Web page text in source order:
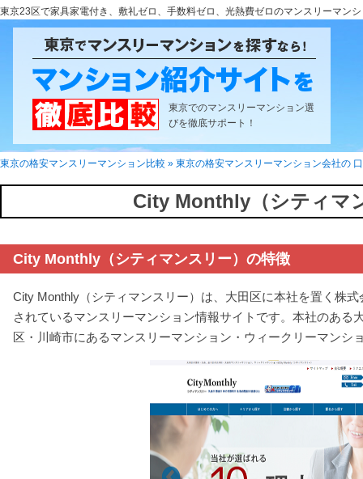
東京23区で家具家電付き、敷礼ゼロ、手数料ゼロ、光熱費ゼロのマンスリーマン
東京でのマンスリーマンション選
びを徹底サポート！
東京の格安マンスリーマンション比較 » 東京の格安マンスリーマンション会社の
City Monthly（シティマ
City Monthly（シティマンスリー）の特徴
City Monthly（シティマンスリー）は、大田区に本社を置く株
されているマンスリーマンション情報サイトです。本社のある
区・川崎市にあるマンスリーマンション・ウィークリーマンシ